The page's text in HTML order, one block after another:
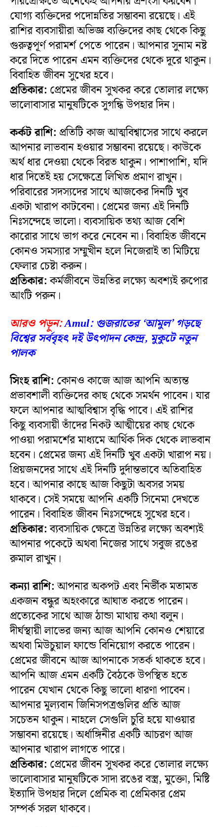
যোগ্য ব্যক্তিদের পদোন্নতির সম্ভাবনা রয়েছে। এই
রাশির ব্যবসায়ীরা অভিজ্ঞ ব্যক্তিদের কাছ থেকে কিছু
গুরুত্বপূর্ণ পরামর্শ পেতে পারেন। আপনার সুনাম নষ্ট
করে দিতে পারেন এমন ব্যক্তিদের থেকে দূরে থাকুন।
বিবাহিত জীবন সুখের হবে।
প্রতিকার: প্রেমের জীবন সুখকর করে তোলার লক্ষ্যে
ভালোবাসার মানুষটিকে সুগন্ধি উপহার দিন।
কর্কট রাশি: প্রতিটি কাজ আত্মবিশ্বাসের সাথে করলে
আপনার লাভবান হওয়ার সম্ভাবনা রয়েছে। কাউকে
অর্থ ধার দেওয়া থেকে বিরত থাকুন। পাশাপাশি, যদি
ধার দিতেই হয় সেক্ষেত্রে লিখিত প্রমাণ রাখুন।
পরিবারের সদস্যদের সাথে আজকের দিনটি খুব
একটা খারাপ কাটবেনা। প্রেমের জন্য এই দিনটি
নিঃসন্দেহে ভালো। ব্যবসায়িক তথ্য আজ বেশি
কারোর সাথে ভাগ করে নেবেন না। বিবাহিত জীবনে
কোনও সমস্যার সম্মুখীন হলে নিজেরাই তা মিটিয়ে
ফেলার চেষ্টা করুন।
প্রতিকার:কর্মজীবনে উন্নতির লক্ষ্যে অবশ্যই রুপোর
আংটি পরুন।
আরও পড়ুন:Amul: গুজরাতের ‘আমুল’ গড়ছে
বিশ্বের সর্ববৃহৎ দই উৎপাদন কেন্দ্র, মুকুটে নতুন
পালক
সিংহ রাশি: কোনও কাজে আজ আপনি অত্যন্ত
প্রভাবশালী ব্যক্তিদের কাছ থেকে সমর্থন পাবেন। যার
ফলে আপনার আত্মবিশ্বাস বৃদ্ধি পাবে। এই রাশির
কিছু ব্যবসায়ী তাঁদের নিকট আত্মীয়ের কাছ থেকে
পাওয়া পরামর্শের মাধ্যমে আর্থিক দিক থেকে লাভবান
হবেন। প্রেমের জন্য এই দিনটি খুব একটা খারাপ নয়।
প্রিয়জনদের সাথে এই দিনটি দুর্দান্তভাবে অতিবাহিত
হবে। আপনার কাছে আজ কিছুটা অবসর সময়
থাকবে। সেই সময়ে আপনি একটি সিনেমা দেখতে
পারেন। বিবাহিত জীবন নিঃসন্দেহে সুখের হবে।
প্রতিকার:ব্যবসায়িক ক্ষেত্রে উন্নতির লক্ষ্যে অবশ্যই
আপনার পকেটে অথবা নিজের সাথে সবুজ রঙের
রুমাল রাখুন।
কন্যা রাশি:আপনার অকপট এবং নির্ভীক মতামত
একজন বন্ধুর অহংকারে আঘাত করতে পারেন।
প্রত্যেকের সাথে আজ ঠান্ডা মাথায় কথা বলুন।
দীর্ঘস্থায়ী লাভের জন্য আজ আপনি কোনও শেয়ারে
অথবা মিউচুয়াল ফান্ডে বিনিয়োগ করতে পারেন।
প্রেমের জীবনে আজ আপনাকে সতর্ক থাকতে হবে।
আপনি আজ এমন একটি বৈঠকে উপস্থিত হতে
পারেন যেখান থেকে কিছু ভালো ধারণা পাবেন।
আপনার মূল্যবান জিনিসপত্রগুলির প্রতি আজ
সচেতন থাকুন। নাহলে সেগুলি চুরি হয়ে যাওয়ার
সম্ভাবনা রয়েছে। অর্ধাঙ্গিনীর একটি আচরণ আজ
আপনার খারাপ লাগতে পারে।
প্রতিকার: প্রেমের জীবন সুখকর করে তোলার লক্ষ্যে
ভালোবাসার মানুষটিকে সাদা রঙের বস্ত্র, মুক্তো, মিষ্টি
ইত্যাদি উপহার দিলে প্রেমিক বা প্রেমিকার প্রেম
সম্পর্ক সরল থাকবে।